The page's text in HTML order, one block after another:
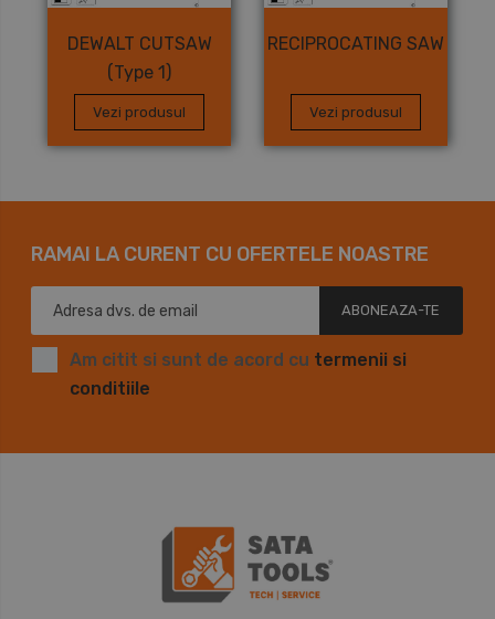
DEWALT CUTSAW
(Type 1)
Vezi produsul
RECIPROCATING SAW
Vezi produsul
RAMAI LA CURENT CU OFERTELE NOASTRE
ABONEAZA-TE
Am citit si sunt de acord cu termenii si
conditiile